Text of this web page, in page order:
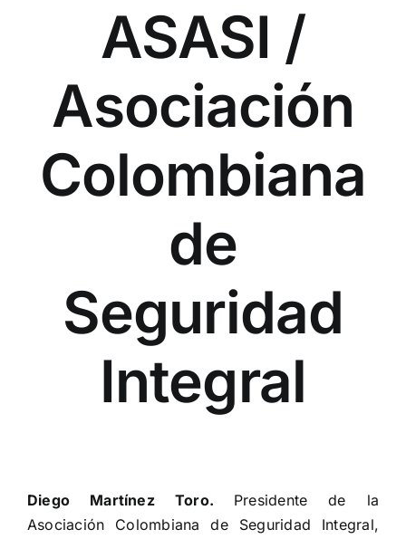
ASASI /
Asociación
Colombiana
de
Seguridad
Integral
Diego Martínez Toro. Presidente de la
Asociación Colombiana de Seguridad Integral,